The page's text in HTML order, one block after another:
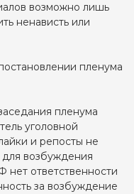
возможно лишь
ненависть или
пленума
пленума
уголовной
и репосты не
возбуждения
ответственности
за возбуждение